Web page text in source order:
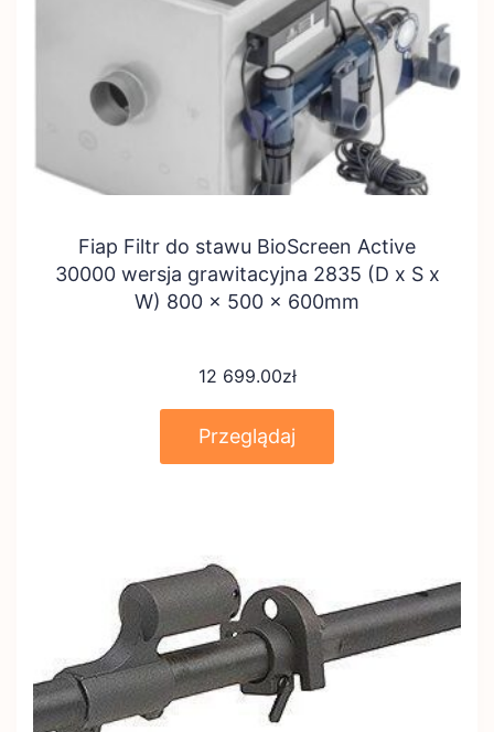
Fiap Filtr do stawu BioScreen Active
30000 wersja grawitacyjna 2835 (D x S x
W) 800 x 500 x 600mm
12 699.00zł
Przeglądaj